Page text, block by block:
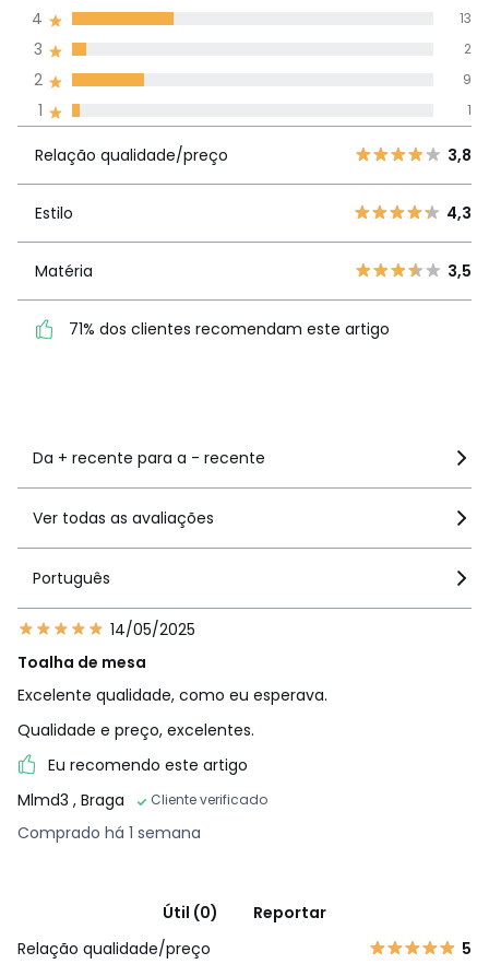
1
3
qualidade/preço
3,8
4,3
3,5
71% dos clientes
recomendam este artigo
1 1
2 9
3 2
4 13
Relação qualidade/preço 3,8
Estilo 4,3
Matéria 3,5
71% dos clientes recomendam este artigo
Da + recente para a - recente
Ver todas as avaliações
Português
14/05/2025
Toalha de mesa
Excelente qualidade, como eu esperava.
Qualidade e preço, excelentes.
Eu recomendo este artigo
Mlmd3 , Braga Cliente verificado
Comprado há 1 semana
Útil (0)
Reportar
Relação qualidade/preço
5